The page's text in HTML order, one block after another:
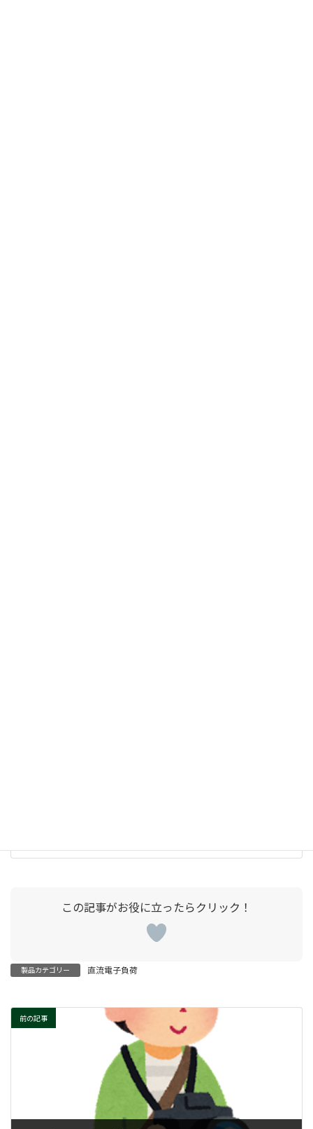
製品カテゴリー 直流電子負荷
前の記事